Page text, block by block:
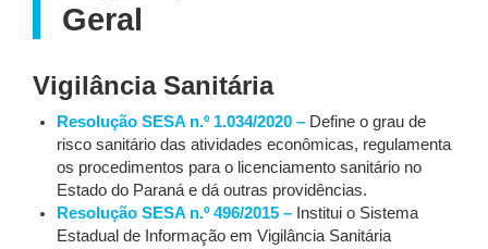
Geral
Vigilância Sanitária
Resolução SESA n.º 1.034/2020 – Define o grau de
risco sanitário das atividades econômicas, regulamenta
os procedimentos para o licenciamento sanitário no
Estado do Paraná e dá outras providências.
Resolução SESA n.º 496/2015 – Institui o Sistema
Estadual de Informação em Vigilância Sanitária